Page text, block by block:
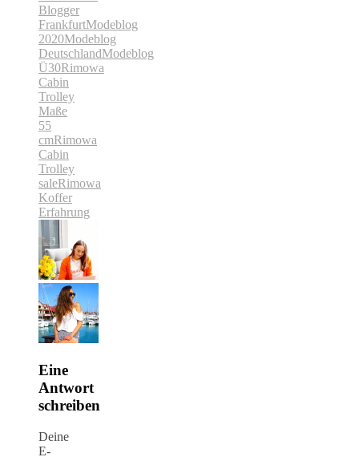
Blogger
FrankfurtModeblog
2020Modeblog
DeutschlandModeblog
Ü30Rimowa
Cabin
Trolley
Maße
55
cmRimowa
Cabin
Trolley
saleRimowa
Koffer
Erfahrung
Eine
Antwort
schreiben
Deine
E-